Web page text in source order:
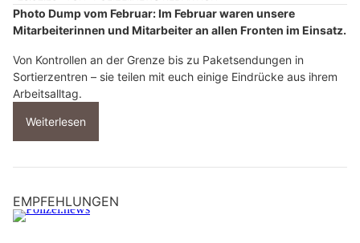
Photo Dump vom Februar: Im Februar waren unsere
Mitarbeiterinnen und Mitarbeiter an allen Fronten im Einsatz.
Von Kontrollen an der Grenze bis zu Paketsendungen in
Sortierzentren – sie teilen mit euch einige Eindrücke aus ihrem
Arbeitsalltag.
Weiterlesen
EMPFEHLUNGEN